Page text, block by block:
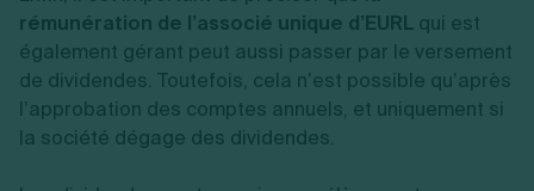
rémunération de l’associé unique d’EURL qui est
également gérant peut aussi passer par le versement
de dividendes. Toutefois, cela n’est possible qu’après
l’approbation des comptes annuels, et uniquement si
la société dégage des dividendes.